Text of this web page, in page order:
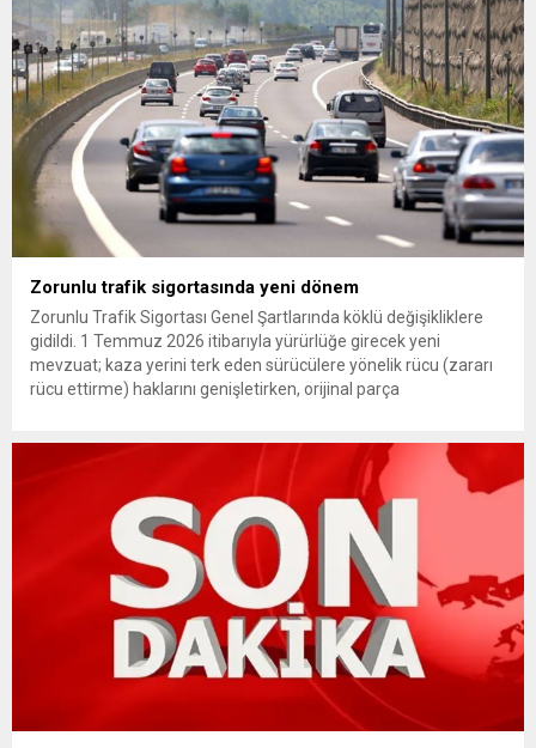
(YDK) sevk edilen ve partideki tüm görevlerinden...
Zorunlu trafik sigortasında yeni dönem
Zorunlu Trafik Sigortası Genel Şartlarında köklü değişikliklere
gidildi. 1 Temmuz 2026 itibarıyla yürürlüğe girecek yeni
mevzuat; kaza yerini terk eden sürücülere yönelik rücu (zararı
rücu ettirme) haklarını genişletirken, orijinal parça
getiriyor. Hazine Müsteşarlığına bağlı ilgili kurumlarca...